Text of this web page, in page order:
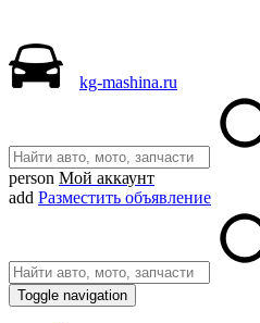
kg-mashina.ru
person Мой аккаунт
add Разместить объявление
Toggle navigation